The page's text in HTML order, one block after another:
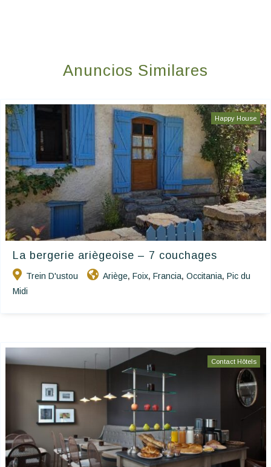
Anuncios Similares
Happy House
La bergerie ariègeoise – 7 couchages
Trein D'ustou Ariège, Foix, Francia, Occitania, Pic du
Midi
Contact Hôtels